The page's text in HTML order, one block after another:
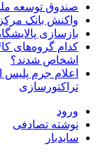
صندوق توسعه
واکنش بانک
بازسازی
کدام گروه‌های
اشخاص شدند؟
اعلام جرم
تراکتورسازی
ورود
نوشته تصادفی
سایدبار